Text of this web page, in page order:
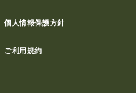
個人情報保護方針
ご利用規約